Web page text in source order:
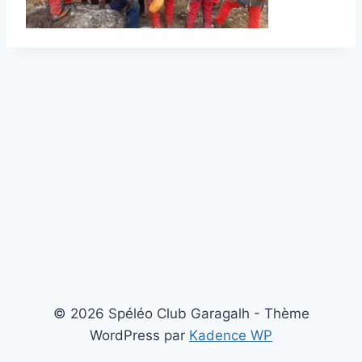
© 2026 Spéléo Club Garagalh - Thème
WordPress par Kadence WP